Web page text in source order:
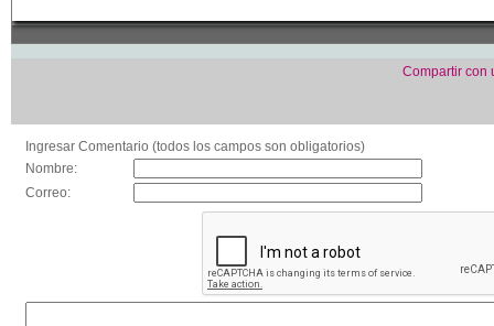
Compartir con
Ingresar Comentario (todos los campos son obligatorios)
Nombre:
Correo: